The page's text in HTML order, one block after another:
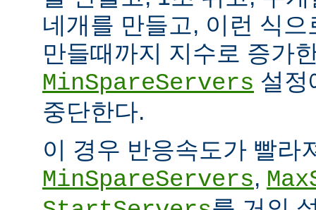
네개를 만들고, 이런 식
만들때까지 지수로 증가
MinSpareServers 설정
중단한다.
이 경우 반응속도가 빨라
MinSpareServers,